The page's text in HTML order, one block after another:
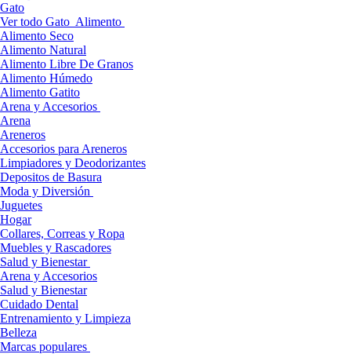
Gato
Ver todo Gato Alimento
Alimento Seco
Alimento Natural
Alimento Libre De Granos
Alimento Húmedo
Alimento Gatito
Arena y Accesorios
Arena
Areneros
Accesorios para Areneros
Limpiadores y Deodorizantes
Depositos de Basura
Moda y Diversión
Juguetes
Hogar
Collares, Correas y Ropa
Muebles y Rascadores
Salud y Bienestar
Arena y Accesorios
Salud y Bienestar
Cuidado Dental
Entrenamiento y Limpieza
Belleza
Marcas populares